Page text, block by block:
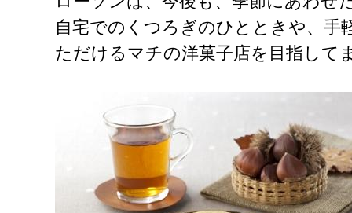
自宅でのくつろぎのひとときや、手
ただけるマチの洋菓子店を目指して